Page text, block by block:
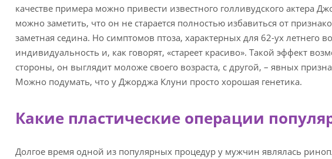
качестве примера можно привести известного голливудского актера
можно заметить, что он не старается полностью избавиться от
заметная седина. Но симптомов птоза, характерных для 62-ух летнего
индивидуальность и, как говорят, «стареет красиво». Такой эффект
стороны, он выглядит моложе своего возраста, с другой, – явных
Можно подумать, что у Джорджа Клуни просто хорошая генетика.
Какие пластические операции
Долгое время одной из популярных процедур у мужчин являлась